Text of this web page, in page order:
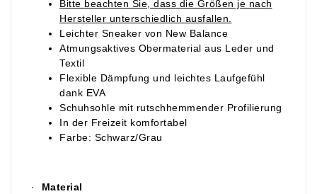
Bitte beachten Sie, dass die Größen je nach
Hersteller unterschiedlich ausfallen.
Leichter Sneaker von New Balance
Atmungsaktives Obermaterial aus Leder und
Textil
Flexible Dämpfung und leichtes Laufgefühl
dank EVA
Schuhsohle mit rutschhemmender Profilierung
In der Freizeit komfortabel
Farbe: Schwarz/Grau
· Material